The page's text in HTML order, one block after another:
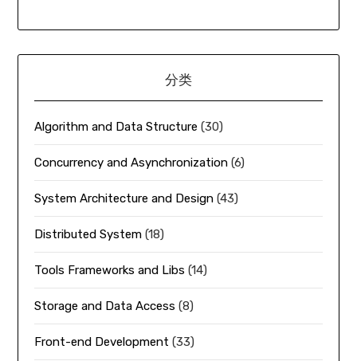
分类
Algorithm and Data Structure (30)
Concurrency and Asynchronization (6)
System Architecture and Design (43)
Distributed System (18)
Tools Frameworks and Libs (14)
Storage and Data Access (8)
Front-end Development (33)